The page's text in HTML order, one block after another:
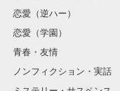
恋愛（逆ハー）
恋愛（学園）
青春・友情
ノンフィクション・実話